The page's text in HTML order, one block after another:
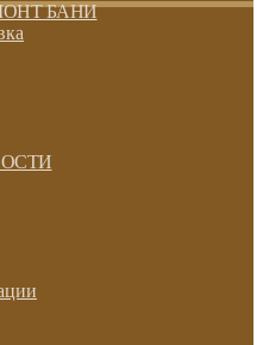
БАНИ